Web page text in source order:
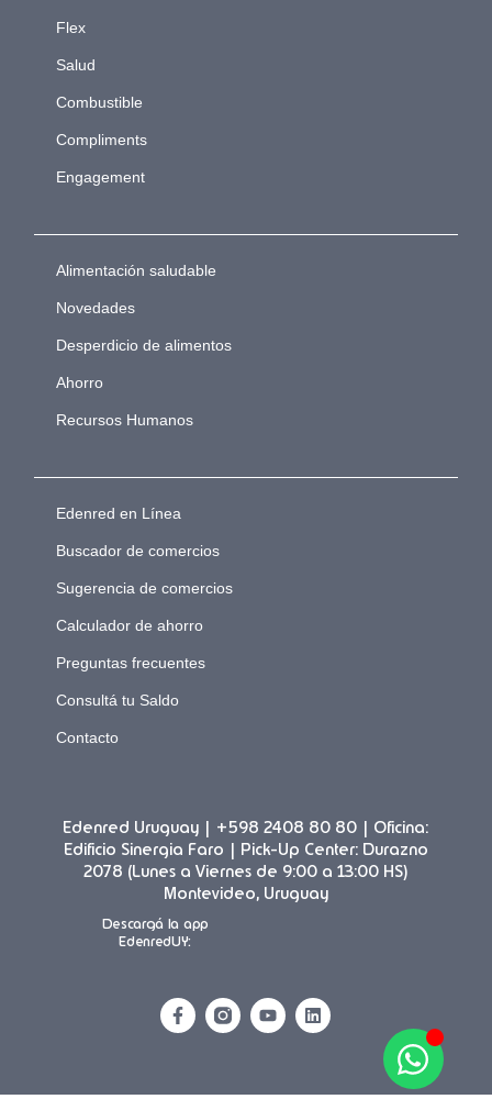
Flex
Salud
Combustible
Compliments
Engagement
Alimentación saludable
Novedades
Desperdicio de alimentos
Ahorro
Recursos Humanos
Edenred en Línea
Buscador de comercios
Sugerencia de comercios
Calculador de ahorro
Preguntas frecuentes
Consultá tu Saldo
Contacto
Edenred Uruguay | +598 2408 80 80 | Oficina:
Edificio Sinergia Faro | Pick-Up Center: Durazno
2078 (Lunes a Viernes de 9:00 a 13:00 HS)
Montevideo, Uruguay
Descargá la app
EdenredUY: